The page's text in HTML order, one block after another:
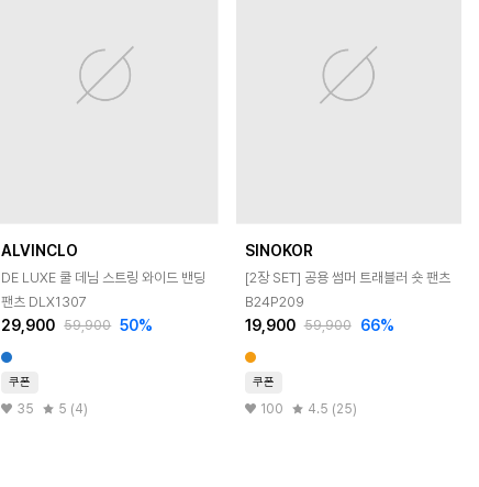
ALVINCLO
DE LUXE 쿨 데님 스트링 와이드 밴딩
팬츠 DLX1307
29,900 59,900 50%
쿠폰
35 5 (4)
SINOKOR
[2장 SET] 공용 썸머 트래블러 숏 팬츠
B24P209
19,900 59,900 66%
쿠폰
100 4.5 (25)